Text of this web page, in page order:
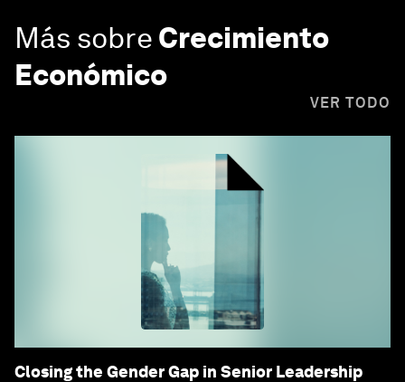
Más sobre Crecimiento
Económico
VER TODO
Closing the Gender Gap in Senior Leadership